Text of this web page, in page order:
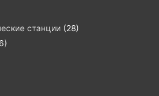
станции (28)